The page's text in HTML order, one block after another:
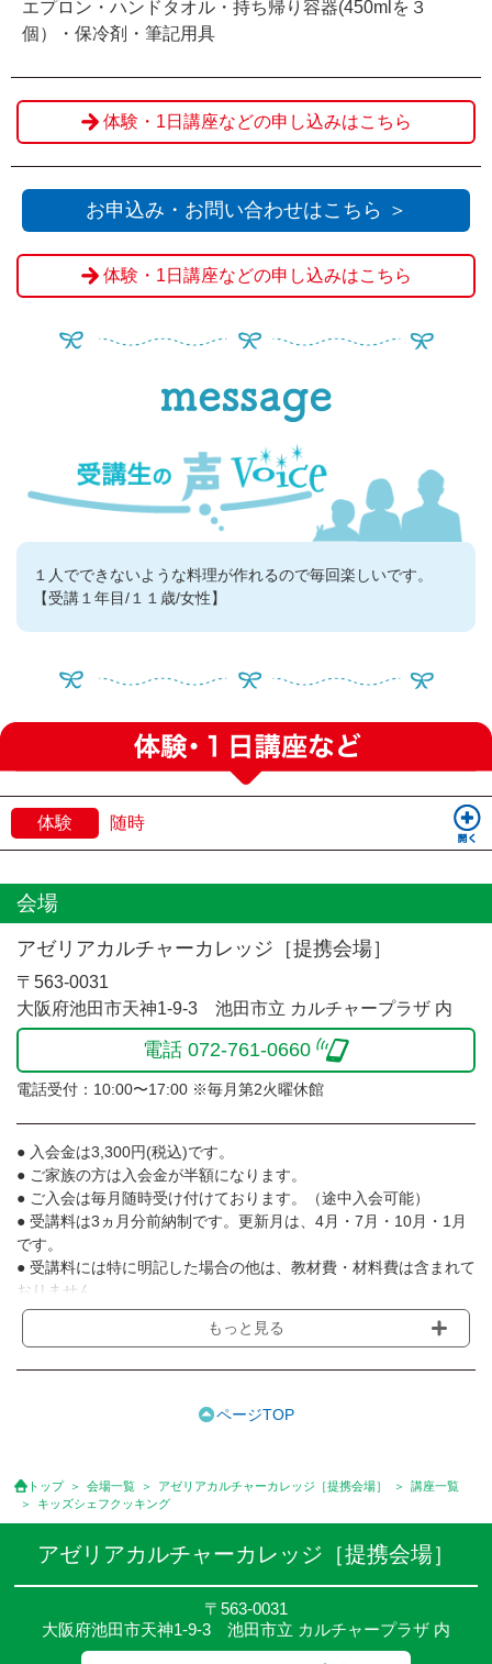
エプロン・ハンドタオル・持ち帰り容器(450mlを３
個）・保冷剤・筆記用具
体験・1日講座などの申し込みはこちら
お申込み・お問い合わせはこちら ＞
体験・1日講座などの申し込みはこちら
１人でできないような料理が作れるので毎回楽しいです。
【受講１年目/１１歳/女性】
体験 随時
会場
アゼリアカルチャーカレッジ［提携会場］
〒563-0031
大阪府池田市天神1-9-3 池田市立 カルチャープラザ 内
電話 072-761-0660
電話受付：10:00〜17:00 ※毎月第2火曜休館
● 入会金は3,300円(税込)です。
● ご家族の方は入会金が半額になります。
● ご入会は毎月随時受け付けております。（途中入会可能）
● 受講料は3ヵ月分前納制です。更新月は、4月・7月・10月・1月
です。
● 受講料には特に明記した場合の他は、教材費・材料費は含まれて
おりません。
● 受講者が一定に満たない場合や講師のやむを得ない事情等で講座
を延期または中止することがあります。
もっと見る
ページTOP
トップ 会場一覧 アゼリアカルチャーカレッジ［提携会場］
講座一覧
キッズシェフクッキング
アゼリアカルチャーカレッジ［提携会場］
〒563-0031
大阪府池田市天神1-9-3 池田市立 カルチャープラザ 内